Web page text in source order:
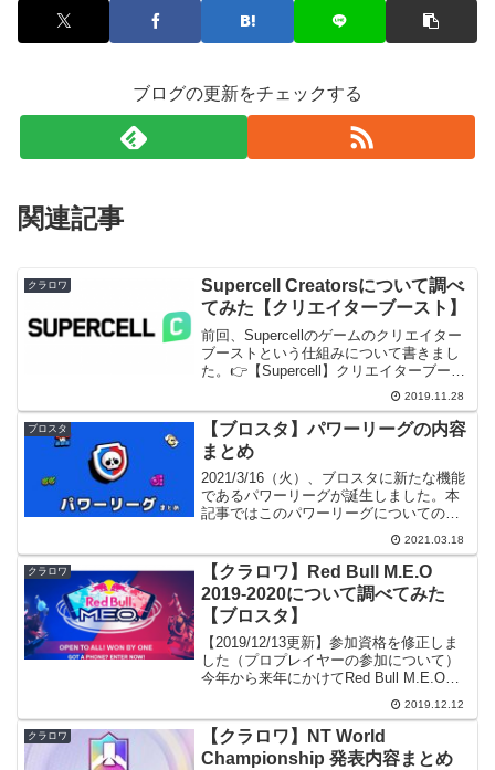
ブログの更新をチェックする
関連記事
クラロワ
Supercell Creatorsについて調べ
てみた【クリエイターブースト】
前回、Supercellのゲームのクリエイター
ブーストという仕組みについて書きまし
た。👉【Supercell】クリエイターブース
トについて調べてみた【クラロワ・ブロ
スタ・クラクラ】それに関連してクリエ
イターになる方法らしき「Supercel...
2019.11.28
ブロスタ
【ブロスタ】パワーリーグの内容
まとめ
2021/3/16（火）、ブロスタに新たな機能
であるパワーリーグが誕生しました。本
記事ではこのパワーリーグについての情
報をまとめてみたいと思います。情報源
公式ブログパワーリーグアップデー
ト！！ | （英語版）3/14（日）ぐらいに
ゲーム内の...
2021.03.18
クラロワ
【クラロワ】Red Bull M.E.O
2019-2020について調べてみた
【ブロスタ】
【2019/12/13更新】参加資格を修正しま
した（プロプレイヤーの参加について）
今年から来年にかけてRed Bull M.E.Oと
いうクラロワとブロスタの世界規模の大
会が開催されるようなので、調べてみま
した。【注意】個人的に調べた範囲で
書...
2019.12.12
クラロワ
【クラロワ】NT World
Championship 発表内容まとめ